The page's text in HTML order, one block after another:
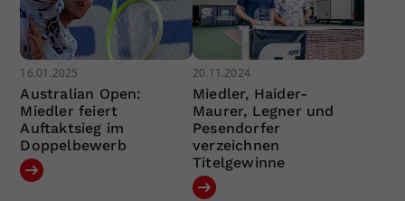
16.01.2025
Australian Open:
Miedler feiert
Auftaktsieg im
Doppelbewerb
20.11.2024
Miedler, Haider-
Maurer, Legner und
Pesendorfer
verzeichnen
Titelgewinne